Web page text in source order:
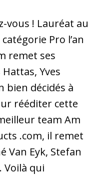
vous ! Lauréat au
Pro l’an
remet ses
Yves
bien décidés à
rééditer cette
team Am
.com, il remet
Van Eyk, Stefan
Voilà qui